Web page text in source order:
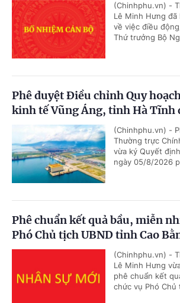
(Chinhphu.vn) -
Lê Minh Hưng
về việc điều
Thứ trưởng Bộ
Phê duyệt Điều chỉnh Quy
kinh tế Vũng Áng, tỉnh Hà Tĩnh
(Chinhphu.vn) -
Thường trực
vừa ký Quyết
ngày 05/8/2026
Phê chuẩn kết quả bầu, miễn
Phó Chủ tịch UBND tỉnh Cao
(Chinhphu.vn) -
Lê Minh Hưng
phê chuẩn kết
chức vụ Phó Chủ